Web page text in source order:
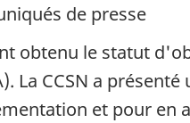
de presse
obtenu le statut
CCSN a
et pour en